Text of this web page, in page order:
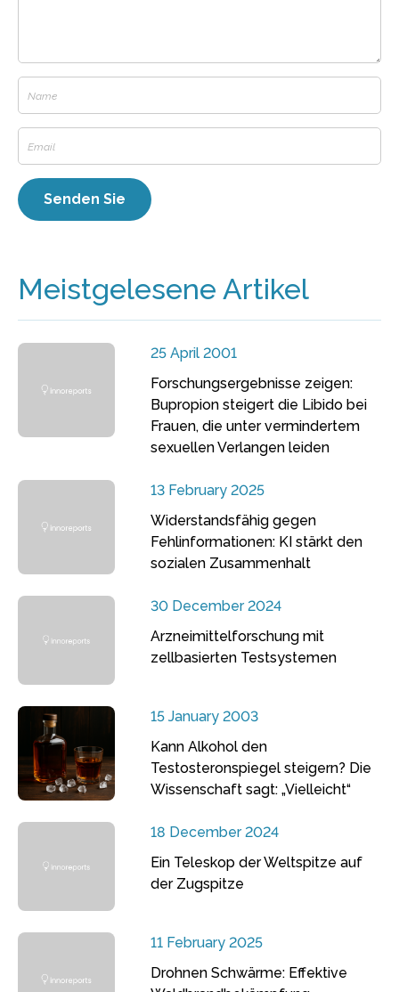
Meistgelesene Artikel
25 April 2001
Forschungsergebnisse zeigen:
Bupropion steigert die Libido bei
Frauen, die unter vermindertem
sexuellen Verlangen leiden
13 February 2025
Widerstandsfähig gegen
Fehlinformationen: KI stärkt den
sozialen Zusammenhalt
30 December 2024
Arzneimittelforschung mit
zellbasierten Testsystemen
15 January 2003
Kann Alkohol den
Testosteronspiegel steigern? Die
Wissenschaft sagt: „Vielleicht“
18 December 2024
Ein Teleskop der Weltspitze auf
der Zugspitze
11 February 2025
Drohnen Schwärme: Effektive